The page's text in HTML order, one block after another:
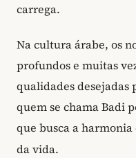
carrega.
Na cultura árabe, os
profundos e muitas
qualidades desejadas
quem se chama Badi
que busca a harmonia
da vida.